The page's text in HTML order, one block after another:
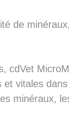
de
cdVet
et vitales
minéraux,